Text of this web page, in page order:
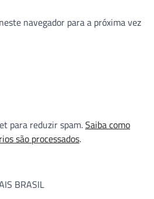
navegador para a próxima vez
para reduzir spam.Saiba como
são processados.
BRASIL